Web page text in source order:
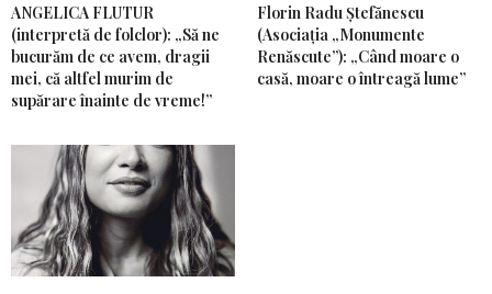
ANGELICA FLUTUR
(interpretă de folclor): „Să ne
bucurăm de ce avem, dragii
mei, că altfel murim de
supărare înainte de vreme!”
Florin Radu Ștefănescu
(Asociația „Monumente
Renăscute”): „Când moare o
casă, moare o întreagă lume”